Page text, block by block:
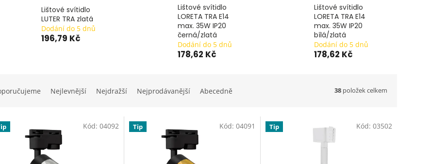
Lištové svítidlo
LUTER TRA zlatá
Dodání do 5 dnů
196,79 Kč
Lištové svítidlo
LORETA TRA E14
max. 35W IP20
černá/zlatá
Dodání do 5 dnů
178,62 Kč
Lištové svítidlo
LORETA TRA E14
max. 35W IP20
bílá/zlatá
Dodání do 5 dnů
178,62 Kč
Nejlevnější Nejdražší Nejprodávanější Abecedně 38 položek celkem
Kód: 04092 Tip Kód: 04091 Tip Kód: 03502